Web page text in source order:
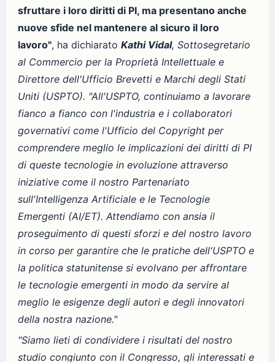
sfruttare i loro diritti di PI, ma presentano anche
nuove sfide nel mantenere al sicuro il loro
lavoro", ha dichiarato Kathi Vidal, Sottosegretario
al Commercio per la Proprietà Intellettuale e
Direttore dell'Ufficio Brevetti e Marchi degli Stati
Uniti (USPTO). "All'USPTO, continuiamo a lavorare
fianco a fianco con l'industria e i collaboratori
governativi come l'Ufficio del Copyright per
comprendere meglio le implicazioni dei diritti di PI
di queste tecnologie in evoluzione attraverso
iniziative come il nostro Partenariato
sull'Intelligenza Artificiale e le Tecnologie
Emergenti (AI/ET). Attendiamo con ansia il
proseguimento di questi sforzi e del nostro lavoro
in corso per garantire che le pratiche dell'USPTO e
la politica statunitense si evolvano per affrontare
le tecnologie emergenti in modo da servire al
meglio le esigenze degli autori e degli innovatori
della nostra nazione."
"Siamo lieti di condividere i risultati del nostro
studio congiunto con il Congresso, gli interessati e